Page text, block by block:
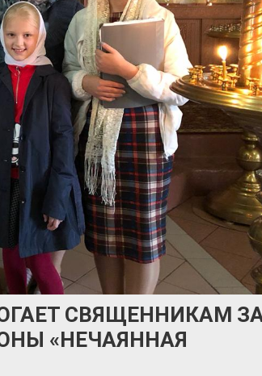
СВЯЩЕННИКАМ
«НЕЧАЯННАЯ